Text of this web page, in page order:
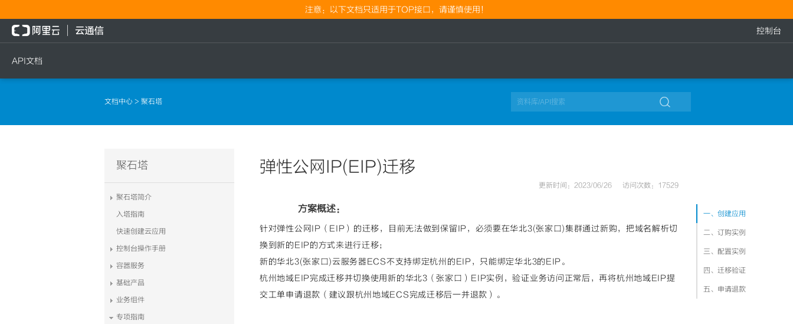
注意：以下文档只适用于TOP接口，请谨慎使用！
API文档
控制台
文档中心 > 聚石塔 
聚石塔
聚石塔简介
入塔指南
快速创建云应用
控制台操作手册
容器服务
基础产品
业务组件
专项指南
弹性公网IP(EIP)迁移
更新时间：2023/06/26 访问次数：17529
一、创建应用
二、订购实例
三、配置实例
四、迁移验证
五、申请退款
方案概述：
针对弹性公网IP（EIP）的迁移，目前无法做到保留IP，必须要在华北3(张家口)集群通过新购，把域名解析切
换到新的EIP的方式来进行迁移；
新的华北3(张家口)云服务器ECS不支持绑定杭州的EIP，只能绑定华北3的EIP。
杭州地域EIP完成迁移并切换使用新的华北3（张家口）EIP实例，验证业务访问正常后，再将杭州地域EIP提
交工单申请退款（建议跟杭州地域ECS完成迁移后一并退款）。